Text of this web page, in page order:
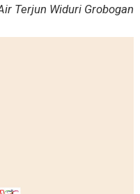
Terjun Widuri Grobogan